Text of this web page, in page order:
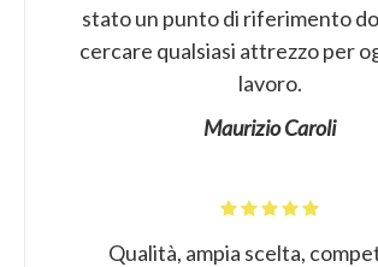
stato un punto di riferimento
cercare qualsiasi attrezzo per
lavoro.
Maurizio Caroli
Qualità, ampia scelta,